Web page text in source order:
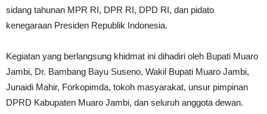
sidang tahunan MPR RI, DPR RI, DPD RI, dan pidato
kenegaraan Presiden Republik Indonesia.
Kegiatan yang berlangsung khidmat ini dihadiri oleh Bupati Muaro
Jambi, Dr. Bambang Bayu Suseno, Wakil Bupati Muaro Jambi,
Junaidi Mahir, Forkopimda, tokoh masyarakat, unsur pimpinan
DPRD Kabupaten Muaro Jambi, dan seluruh anggota dewan.